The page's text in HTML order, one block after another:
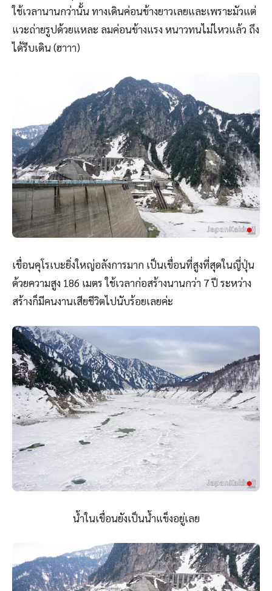
ใช้เวลานานกว่านั้น ทางเดินค่อนข้างยาวเลยและเพราะมัวแต่
แวะถ่ายรูปด้วยแหละ ลมค่อนข้างแรง หนาวทนไม่ไหวแล้ว ถึง
ได้รีบเดิน (ฮาาา)
เขื่อนคุโรเบะยิ่งใหญ่อลังการมาก เป็นเขื่อนที่สูงที่สุดในญี่ปุ่น
ด้วยความสูง 186 เมตร ใช้เวลาก่อสร้างนานกว่า 7 ปี ระหว่าง
สร้างก็มีคนงานเสียชีวิตไปนับร้อยเลยค่ะ
น้ำในเขื่อนยังเป็นน้ำแข็งอยู่เลย